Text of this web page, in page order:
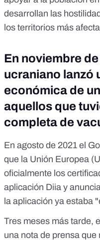
desarrollan las
los territorios más
En noviembre
ucraniano lanzó
económica de
aquellos que
completa de
En agosto de 2021 el
que la Unión Europea
oficialmente los
aplicación Diia y
la aplicación ya estaba
Tres meses más tarde,
una nota de prensa que